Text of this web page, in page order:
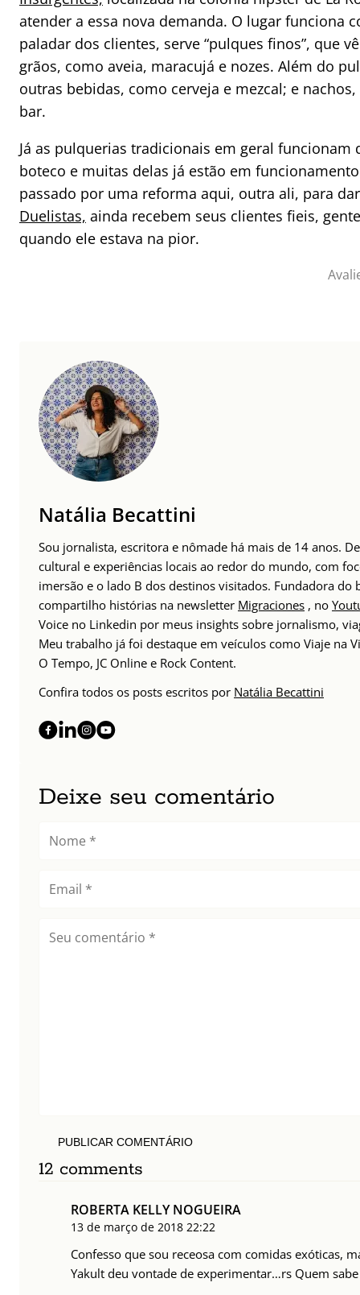
atender a essa nova demanda. O lugar funciona
paladar dos clientes, serve “pulques finos”, que
grãos, como aveia, maracujá e nozes. Além do
outras bebidas, como cerveja e mezcal; e
bar.
Já as pulquerias tradicionais em geral
boteco e muitas delas já estão em
passado por uma reforma aqui, outra ali, para
Duelistas, ainda recebem seus clientes fieis,
quando ele estava na pior.
Natália Becattini
Sou jornalista, escritora e nômade há mais de 14 anos.
cultural e experiências locais ao redor do mundo, com
imersão e o lado B dos destinos visitados. Fundadora
compartilho histórias na newsletter Migraciones , no
Voice no Linkedin por meus insights sobre jornalismo,
Meu trabalho já foi destaque em veículos como Viaje na
O Tempo, JC Online e Rock Content.
Confira todos os posts escritos por Natália Becattini
Deixe seu comentário
PUBLICAR COMENTÁRIO
12 comments
ROBERTA KELLY NOGUEIRA
13 de março de 2018 22:22
Confesso que sou receosa com comidas exóticas,
Yakult deu vontade de experimentar…rs Quem